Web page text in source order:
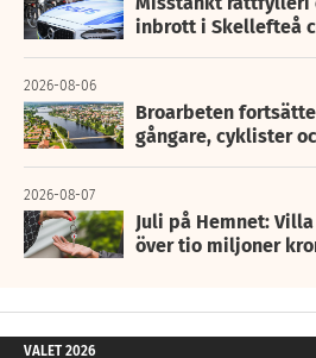
inbrott i Skellefteå
2026-08-06
Broarbeten
gångare, cyklister
2026-08-07
Juli på Hemnet:
över tio miljoner
VALET 2026